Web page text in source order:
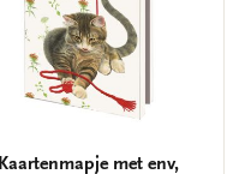
Kaartenmapje met env,